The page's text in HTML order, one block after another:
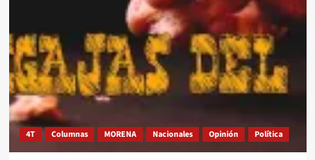
4T Columnas MORENA Nacionales Opinión Política